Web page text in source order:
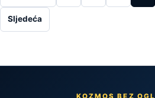
Sljedeća
KOZMOS BEZ